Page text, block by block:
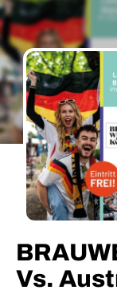
Vs.